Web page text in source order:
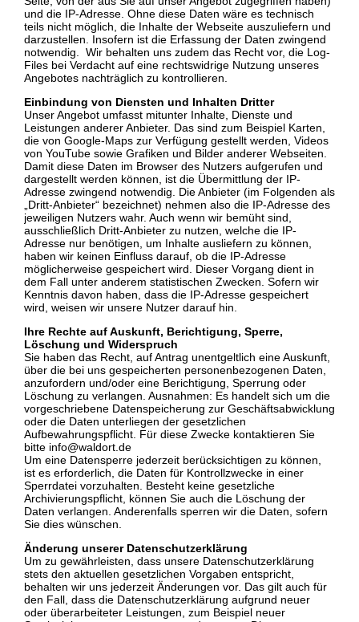
und die IP-Adresse. Ohne diese Daten wäre es technisch
teils nicht möglich, die Inhalte der Webseite auszuliefern und
darzustellen. Insofern ist die Erfassung der Daten zwingend
notwendig. Wir behalten uns zudem das Recht vor, die Log-
Files bei Verdacht auf eine rechtswidrige Nutzung unseres
Angebotes nachträglich zu kontrollieren.
Einbindung von Diensten und Inhalten Dritter
Unser Angebot umfasst mitunter Inhalte, Dienste und
Leistungen anderer Anbieter. Das sind zum Beispiel Karten,
die von Google-Maps zur Verfügung gestellt werden, Videos
von YouTube sowie Grafiken und Bilder anderer Webseiten.
Damit diese Daten im Browser des Nutzers aufgerufen und
dargestellt werden können, ist die Übermittlung der IP-
Adresse zwingend notwendig. Die Anbieter (im Folgenden als
„Dritt-Anbieter“ bezeichnet) nehmen also die IP-Adresse des
jeweiligen Nutzers wahr. Auch wenn wir bemüht sind,
ausschließlich Dritt-Anbieter zu nutzen, welche die IP-
Adresse nur benötigen, um Inhalte ausliefern zu können,
haben wir keinen Einfluss darauf, ob die IP-Adresse
möglicherweise gespeichert wird. Dieser Vorgang dient in
dem Fall unter anderem statistischen Zwecken. Sofern wir
Kenntnis davon haben, dass die IP-Adresse gespeichert
wird, weisen wir unsere Nutzer darauf hin.
Ihre Rechte auf Auskunft, Berichtigung, Sperre,
Löschung und Widerspruch
Sie haben das Recht, auf Antrag unentgeltlich eine Auskunft,
über die bei uns gespeicherten personenbezogenen Daten,
anzufordern und/oder eine Berichtigung, Sperrung oder
Löschung zu verlangen. Ausnahmen: Es handelt sich um die
vorgeschriebene Datenspeicherung zur Geschäftsabwicklung
oder die Daten unterliegen der gesetzlichen
Aufbewahrungspflicht. Für diese Zwecke kontaktieren Sie
bitte info@waldort.de
Um eine Datensperre jederzeit berücksichtigen zu können,
ist es erforderlich, die Daten für Kontrollzwecke in einer
Sperrdatei vorzuhalten. Besteht keine gesetzliche
Archivierungspflicht, können Sie auch die Löschung der
Daten verlangen. Anderenfalls sperren wir die Daten, sofern
Sie dies wünschen.
Änderung unserer Datenschutzerklärung
Um zu gewährleisten, dass unsere Datenschutzerklärung
stets den aktuellen gesetzlichen Vorgaben entspricht,
behalten wir uns jederzeit Änderungen vor. Das gilt auch für
den Fall, dass die Datenschutzerklärung aufgrund neuer
oder überarbeiteter Leistungen, zum Beispiel neuer